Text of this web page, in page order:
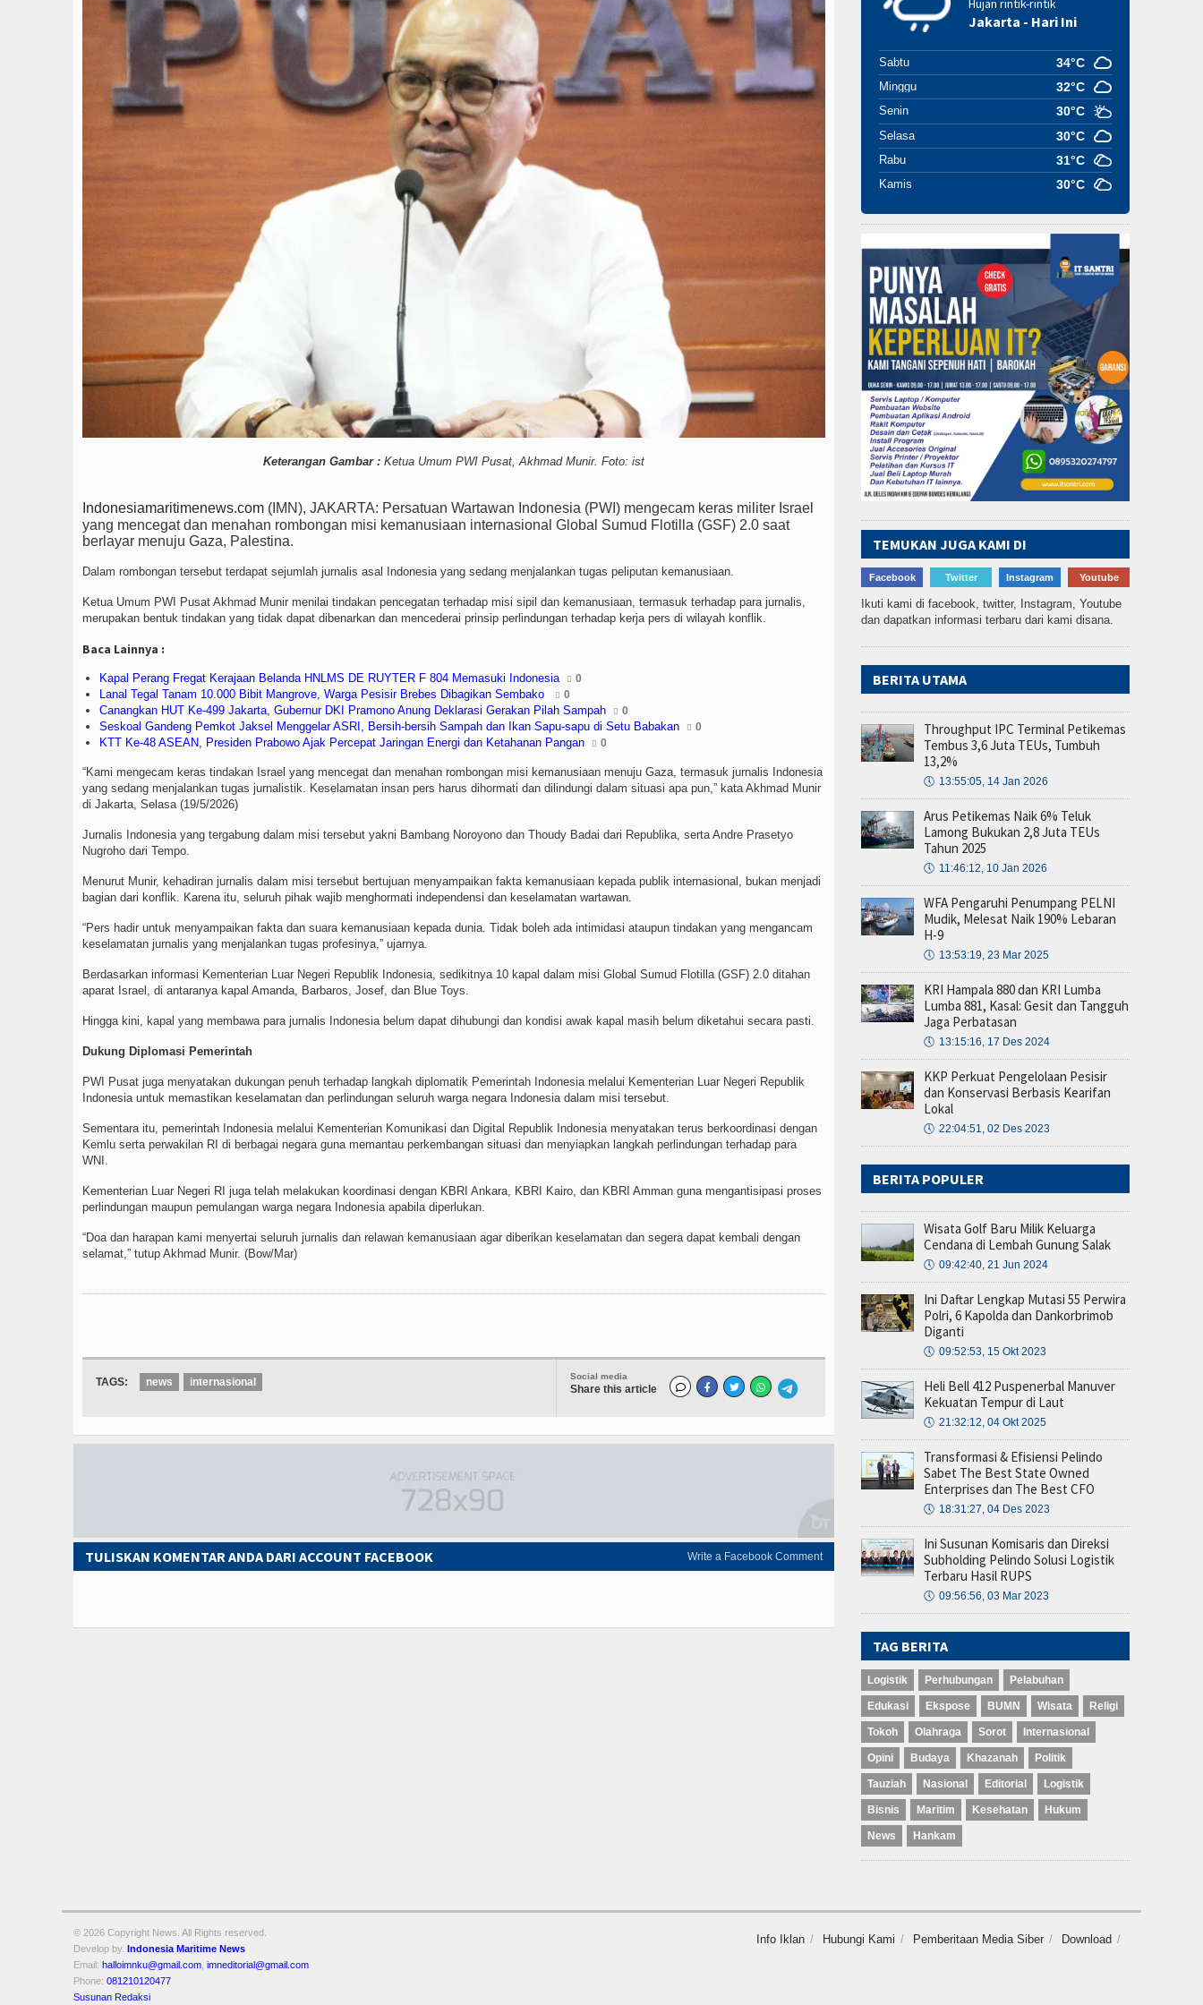
Keterangan Gambar : Ketua Umum PWI Pusat, Akhmad Munir. Foto: ist
Indonesiamaritimenews.com (IMN), JAKARTA: Persatuan Wartawan Indonesia (PWI) mengecam keras militer Israel
yang mencegat dan menahan rombongan misi kemanusiaan internasional Global Sumud Flotilla (GSF) 2.0 saat
berlayar menuju Gaza, Palestina.
Dalam rombongan tersebut terdapat sejumlah jurnalis asal Indonesia yang sedang menjalankan tugas peliputan kemanusiaan.
Ketua Umum PWI Pusat Akhmad Munir menilai tindakan pencegatan terhadap misi sipil dan kemanusiaan, termasuk terhadap para jurnalis,
merupakan bentuk tindakan yang tidak dapat dibenarkan dan mencederai prinsip perlindungan terhadap kerja pers di wilayah konflik.
Baca Lainnya :
Kapal Perang Fregat Kerajaan Belanda HNLMS DE RUYTER F 804 Memasuki Indonesia 0
Lanal Tegal Tanam 10.000 Bibit Mangrove, Warga Pesisir Brebes Dibagikan Sembako 0
Canangkan HUT Ke-499 Jakarta, Gubernur DKI Pramono Anung Deklarasi Gerakan Pilah Sampah 0
Seskoal Gandeng Pemkot Jaksel Menggelar ASRI, Bersih-bersih Sampah dan Ikan Sapu-sapu di Setu Babakan 0
KTT Ke-48 ASEAN, Presiden Prabowo Ajak Percepat Jaringan Energi dan Ketahanan Pangan 0
“Kami mengecam keras tindakan Israel yang mencegat dan menahan rombongan misi kemanusiaan menuju Gaza, termasuk jurnalis Indonesia
yang sedang menjalankan tugas jurnalistik. Keselamatan insan pers harus dihormati dan dilindungi dalam situasi apa pun,” kata Akhmad Munir
di Jakarta, Selasa (19/5/2026)
Jurnalis Indonesia yang tergabung dalam misi tersebut yakni Bambang Noroyono dan Thoudy Badai dari Republika, serta Andre Prasetyo
Nugroho dari Tempo.
Menurut Munir, kehadiran jurnalis dalam misi tersebut bertujuan menyampaikan fakta kemanusiaan kepada publik internasional, bukan menjadi
bagian dari konflik. Karena itu, seluruh pihak wajib menghormati independensi dan keselamatan wartawan.
“Pers hadir untuk menyampaikan fakta dan suara kemanusiaan kepada dunia. Tidak boleh ada intimidasi ataupun tindakan yang mengancam
keselamatan jurnalis yang menjalankan tugas profesinya,” ujarnya.
Berdasarkan informasi Kementerian Luar Negeri Republik Indonesia, sedikitnya 10 kapal dalam misi Global Sumud Flotilla (GSF) 2.0 ditahan
aparat Israel, di antaranya kapal Amanda, Barbaros, Josef, dan Blue Toys.
Hingga kini, kapal yang membawa para jurnalis Indonesia belum dapat dihubungi dan kondisi awak kapal masih belum diketahui secara pasti.
Dukung Diplomasi Pemerintah
PWI Pusat juga menyatakan dukungan penuh terhadap langkah diplomatik Pemerintah Indonesia melalui Kementerian Luar Negeri Republik
Indonesia untuk memastikan keselamatan dan perlindungan seluruh warga negara Indonesia dalam misi tersebut.
Sementara itu, pemerintah Indonesia melalui Kementerian Komunikasi dan Digital Republik Indonesia menyatakan terus berkoordinasi dengan
Kemlu serta perwakilan RI di berbagai negara guna memantau perkembangan situasi dan menyiapkan langkah perlindungan terhadap para
WNI.
Kementerian Luar Negeri RI juga telah melakukan koordinasi dengan KBRI Ankara, KBRI Kairo, dan KBRI Amman guna mengantisipasi proses
perlindungan maupun pemulangan warga negara Indonesia apabila diperlukan.
“Doa dan harapan kami menyertai seluruh jurnalis dan relawan kemanusiaan agar diberikan keselamatan dan segera dapat kembali dengan
selamat,” tutup Akhmad Munir. (Bow/Mar)
Social media
Share this article
TAGS: news internasional
Write a Facebook Comment
TULISKAN KOMENTAR ANDA DARI ACCOUNT FACEBOOK
Hujan rintik-rintik
Jakarta - Hari Ini
Sabtu 34°C
Minggu 32°C
Senin 30°C
Selasa 30°C
Rabu 31°C
Kamis 30°C
TEMUKAN JUGA KAMI DI
Facebook Twitter Instagram Youtube
Ikuti kami di facebook, twitter, Instagram, Youtube
dan dapatkan informasi terbaru dari kami disana.
BERITA UTAMA
Throughput IPC Terminal Petikemas
Tembus 3,6 Juta TEUs, Tumbuh
13,2%
🕔 13:55:05, 14 Jan 2026
Arus Petikemas Naik 6% Teluk
Lamong Bukukan 2,8 Juta TEUs
Tahun 2025
🕔 11:46:12, 10 Jan 2026
WFA Pengaruhi Penumpang PELNI
Mudik, Melesat Naik 190% Lebaran
H-9
🕔 13:53:19, 23 Mar 2025
KRI Hampala 880 dan KRI Lumba
Lumba 881, Kasal: Gesit dan Tangguh
Jaga Perbatasan
🕔 13:15:16, 17 Des 2024
KKP Perkuat Pengelolaan Pesisir
dan Konservasi Berbasis Kearifan
Lokal
🕔 22:04:51, 02 Des 2023
BERITA POPULER
Wisata Golf Baru Milik Keluarga
Cendana di Lembah Gunung Salak
🕔 09:42:40, 21 Jun 2024
Ini Daftar Lengkap Mutasi 55 Perwira
Polri, 6 Kapolda dan Dankorbrimob
Diganti
🕔 09:52:53, 15 Okt 2023
Heli Bell 412 Puspenerbal Manuver
Kekuatan Tempur di Laut
🕔 21:32:12, 04 Okt 2025
Transformasi & Efisiensi Pelindo
Sabet The Best State Owned
Enterprises dan The Best CFO
🕔 18:31:27, 04 Des 2023
Ini Susunan Komisaris dan Direksi
Subholding Pelindo Solusi Logistik
Terbaru Hasil RUPS
🕔 09:56:56, 03 Mar 2023
TAG BERITA
Logistik Perhubungan Pelabuhan
Edukasi Ekspose BUMN Wisata Religi
Tokoh Olahraga Sorot Internasional
Opini Budaya Khazanah Politik
Tauziah Nasional Editorial Logistik
Bisnis Maritim Kesehatan Hukum
News Hankam
Info Iklan Hubungi Kami Pemberitaan Media Siber Download
© 2026 Copyright News. All Rights reserved.
Develop by.
Indonesia Maritime News
Email: halloimnku@gmail.com imneditorial@gmail.com
Phone: 081210120477
Susunan Redaksi